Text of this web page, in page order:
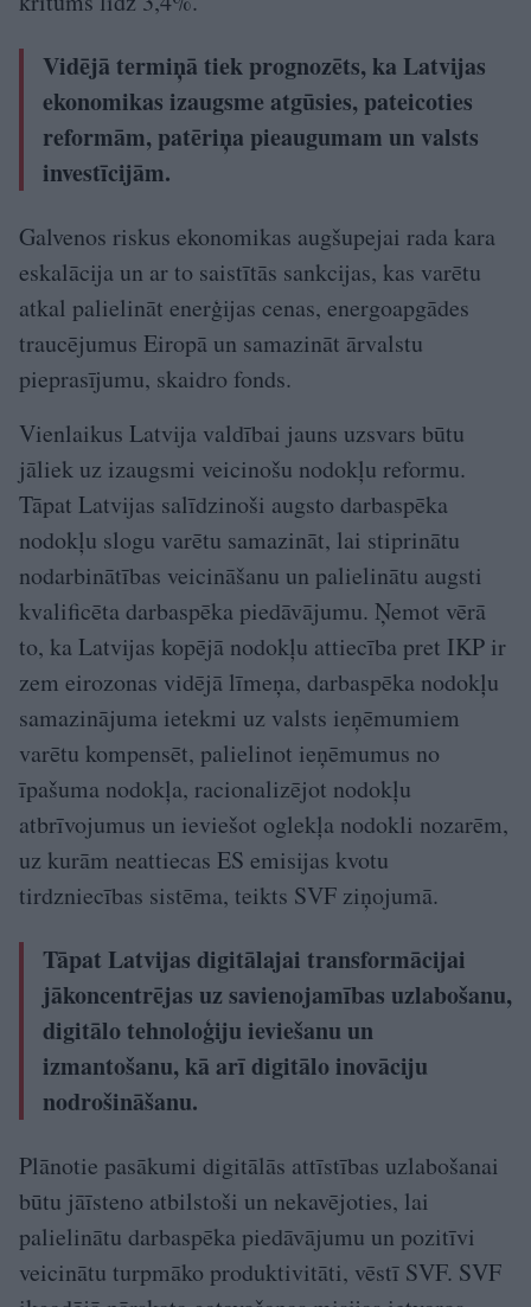
Vidējā termiņā tiek prognozēts, ka Latvijas
ekonomikas izaugsme atgūsies, pateicoties
reformām, patēriņa pieaugumam un valsts
investīcijām.
Galvenos riskus ekonomikas augšupejai rada kara
eskalācija un ar to saistītās sankcijas, kas varētu
atkal palielināt enerģijas cenas, energoapgādes
traucējumus Eiropā un samazināt ārvalstu
pieprasījumu, skaidro fonds.
Vienlaikus Latvija valdībai jauns uzsvars būtu
jāliek uz izaugsmi veicinošu nodokļu reformu.
Tāpat Latvijas salīdzinoši augsto darbaspēka
nodokļu slogu varētu samazināt, lai stiprinātu
nodarbinātības veicināšanu un palielinātu augsti
kvalificēta darbaspēka piedāvājumu. Ņemot vērā
to, ka Latvijas kopējā nodokļu attiecība pret IKP ir
zem eirozonas vidējā līmeņa, darbaspēka nodokļu
samazinājuma ietekmi uz valsts ieņēmumiem
varētu kompensēt, palielinot ieņēmumus no
īpašuma nodokļa, racionalizējot nodokļu
atbrīvojumus un ieviešot oglekļa nodokli nozarēm,
uz kurām neattiecas ES emisijas kvotu
tirdzniecības sistēma, teikts SVF ziņojumā.
Tāpat Latvijas digitālajai transformācijai
jākoncentrējas uz savienojamības uzlabošanu,
digitālo tehnoloģiju ieviešanu un
izmantošanu, kā arī digitālo inovāciju
nodrošināšanu.
Plānotie pasākumi digitālās attīstības uzlabošanai
būtu jāīsteno atbilstoši un nekavējoties, lai
palielinātu darbaspēka piedāvājumu un pozitīvi
veicinātu turpmāko produktivitāti, vēstī SVF. SVF